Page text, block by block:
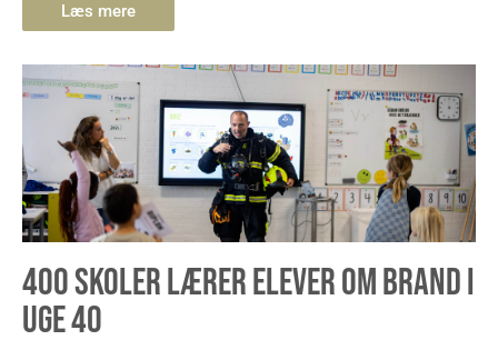
Læs mere
400 SKOLER LÆRER ELEVER OM BRAND I
UGE 40